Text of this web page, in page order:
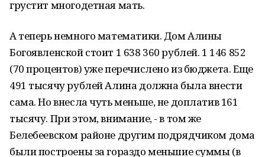
грустит многодетная мать.
А теперь немного математики. Дом Алины
Богоявленской стоит 1 638 360 рублей. 1 146 852
(70 процентов) уже перечислено из бюджета. Еще
491 тысячу рублей Алина должна была внести
сама. Но внесла чуть меньше, не доплатив 161
тысячу. При этом, внимание, - в том же
Белебеевском районе другим подрядчиком дома
были построены за гораздо меньшие суммы (в